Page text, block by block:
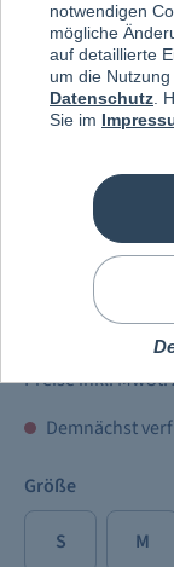
Mein
Weiß 2024
Preise inkl.
Demnächst
Größe
S M
notwendigen
mögliche
auf detaillierte
um die
Datenschutz .
Sie im